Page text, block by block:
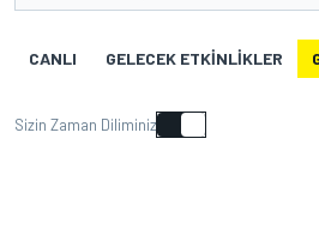
CANLI GELECEK ETKINLIKLER
Sizin Zaman Diliminiz